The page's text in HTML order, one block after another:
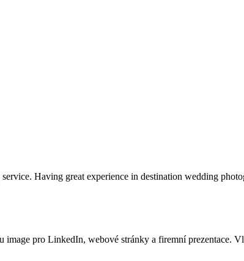
Having great experience in destination wedding
pro LinkedIn, webové stránky a firemní prezentace.